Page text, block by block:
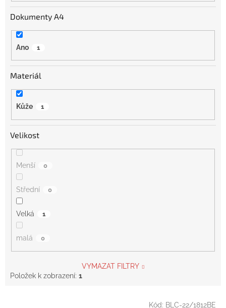
Dokumenty A4
Ano 1
Materiál
Kůže 1
Velikost
Menší 0
Střední 0
Velká 1
malá 0
VYMAZAT FILTRY
Položek k zobrazení: 1
Kód: BLC-22/1812BE